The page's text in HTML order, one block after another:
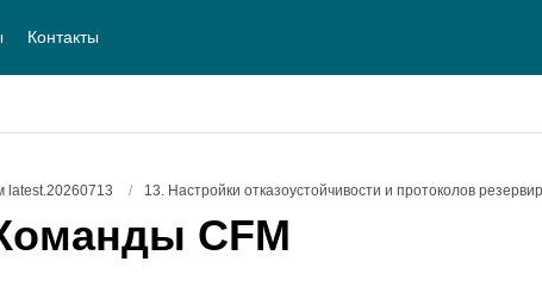
Контакты
latest.20260713 / 13. Настройки отказоустойчивости и протоколов
CFM